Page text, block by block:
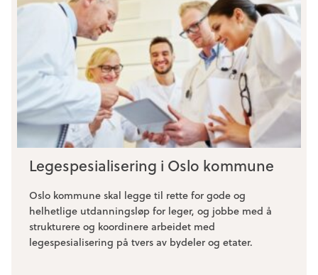
Legespesialisering i Oslo kommune
Oslo kommune skal legge til rette for gode og
helhetlige utdanningsløp for leger, og jobbe med å
strukturere og koordinere arbeidet med
legespesialisering på tvers av bydeler og etater.